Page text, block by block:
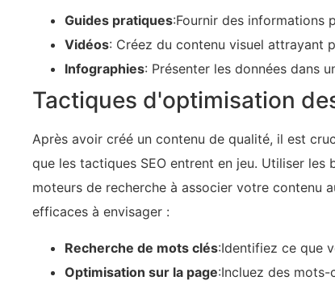
Guides pratiques:Fournir des informations
Vidéos: Créez du contenu visuel attrayant
Infographies: Présenter les données dans
Tactiques d'optimisation
Après avoir créé un contenu de qualité, il est
que les tactiques SEO entrent en jeu. Utiliser les
moteurs de recherche à associer votre contenu
efficaces à envisager :
Recherche de mots clés:Identifiez ce que
Optimisation sur la page:Incluez des